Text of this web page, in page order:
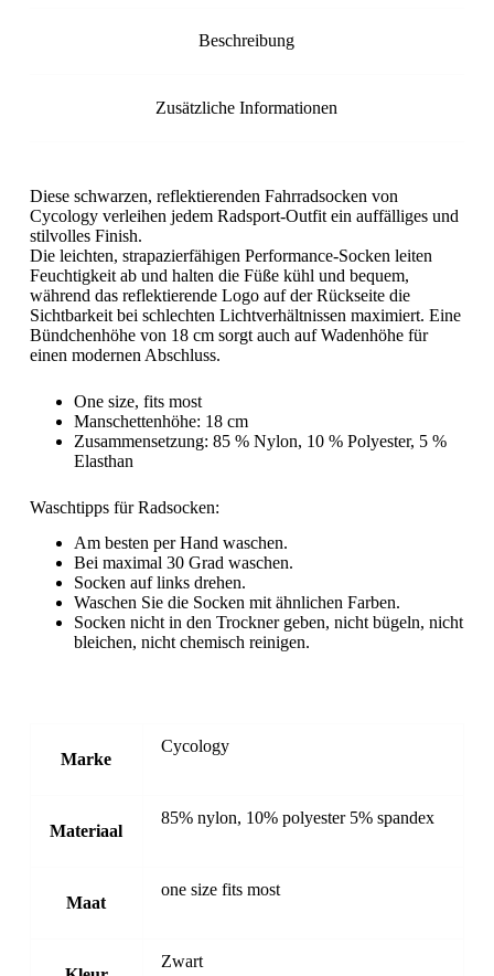
Beschreibung
Zusätzliche Informationen
Diese schwarzen, reflektierenden Fahrradsocken von
Cycology verleihen jedem Radsport-Outfit ein auffälliges und
stilvolles Finish.
Die leichten, strapazierfähigen Performance-Socken leiten
Feuchtigkeit ab und halten die Füße kühl und bequem,
während das reflektierende Logo auf der Rückseite die
Sichtbarkeit bei schlechten Lichtverhältnissen maximiert. Eine
Bündchenhöhe von 18 cm sorgt auch auf Wadenhöhe für
einen modernen Abschluss.
One size, fits most
Manschettenhöhe: 18 cm
Zusammensetzung: 85 % Nylon, 10 % Polyester, 5 %
Elasthan
Waschtipps für Radsocken:
Am besten per Hand waschen.
Bei maximal 30 Grad waschen.
Socken auf links drehen.
Waschen Sie die Socken mit ähnlichen Farben.
Socken nicht in den Trockner geben, nicht bügeln, nicht
bleichen, nicht chemisch reinigen.
Marke
Cycology
Materiaal
85% nylon, 10% polyester 5% spandex
Maat
one size fits most
Zwart